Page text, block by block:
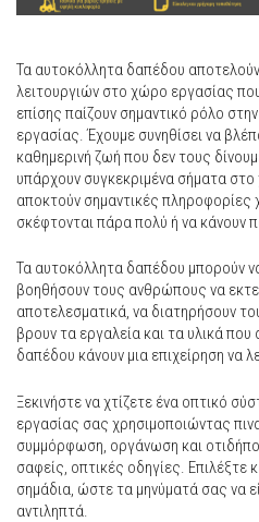
Τα αυτοκόλλητα δαπέδου
λειτουργιών στο χώρο εργασίας
επίσης παίζουν σημαντικό ρόλο
εργασίας. Έχουμε συνηθίσει να
καθημερινή ζωή που δεν τους
υπάρχουν συγκεκριμένα σήματα
αποκτούν σημαντικές πληροφορίες
σκέφτονται πάρα πολύ ή να κάνουν
Τα αυτοκόλλητα δαπέδου μπορούν
βοηθήσουν τους ανθρώπους να
αποτελεσματικά, να διατηρήσουν
βρουν τα εργαλεία και τα υλικά
δαπέδου κάνουν μια επιχείρηση να
Ξεκινήστε να χτίζετε ένα οπτικό
εργασίας σας χρησιμοποιώντας
συμμόρφωση, οργάνωση και
σαφείς, οπτικές οδηγίες. Επιλέξτε
σημάδια, ώστε τα μηνύματά σας να
αντιληπτά.